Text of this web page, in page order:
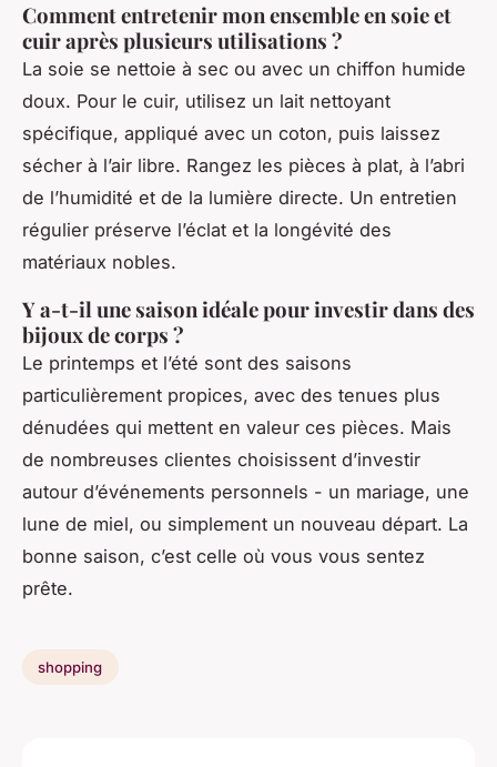
Comment entretenir mon ensemble en soie et
cuir après plusieurs utilisations ?
La soie se nettoie à sec ou avec un chiffon humide
doux. Pour le cuir, utilisez un lait nettoyant
spécifique, appliqué avec un coton, puis laissez
sécher à l’air libre. Rangez les pièces à plat, à l’abri
de l’humidité et de la lumière directe. Un entretien
régulier préserve l’éclat et la longévité des
matériaux nobles.
Y a-t-il une saison idéale pour investir dans des
bijoux de corps ?
Le printemps et l’été sont des saisons
particulièrement propices, avec des tenues plus
dénudées qui mettent en valeur ces pièces. Mais
de nombreuses clientes choisissent d’investir
autour d’événements personnels - un mariage, une
lune de miel, ou simplement un nouveau départ. La
bonne saison, c’est celle où vous vous sentez
prête.
shopping